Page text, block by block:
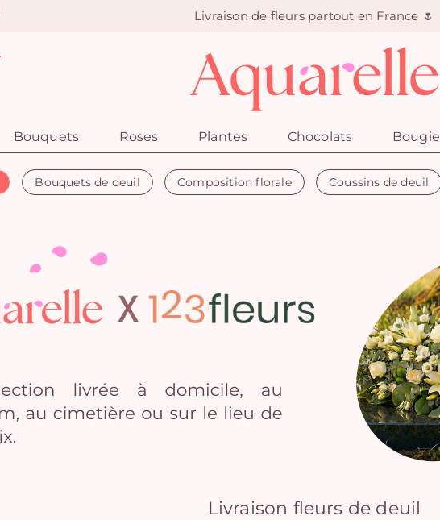
Livraison de fleurs partout en France 🌷
Bouquets Roses Plantes Chocolats Bougie
Bouquets de deuil Composition florale Coussins de deuil
Livraison fleurs de deuil